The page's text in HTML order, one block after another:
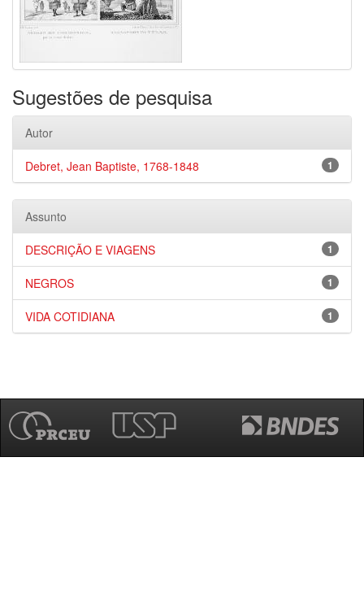
Sugestões de pesquisa
Autor
1
Debret, Jean Baptiste, 1768-1848
Assunto
1
DESCRIÇÃO E VIAGENS
1
NEGROS
1
VIDA COTIDIANA